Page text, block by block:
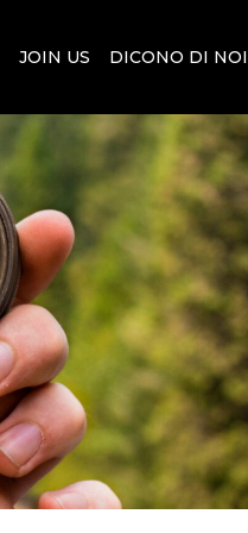
JOIN US DICONO DI NOI